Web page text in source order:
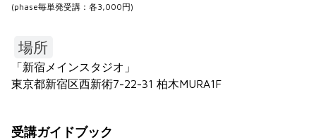
(phase毎単発受講：各3,000円)
場所
「新宿メインスタジオ」
東京都新宿区西新術7-22-31 柏木MURA1F
受講ガイドブック